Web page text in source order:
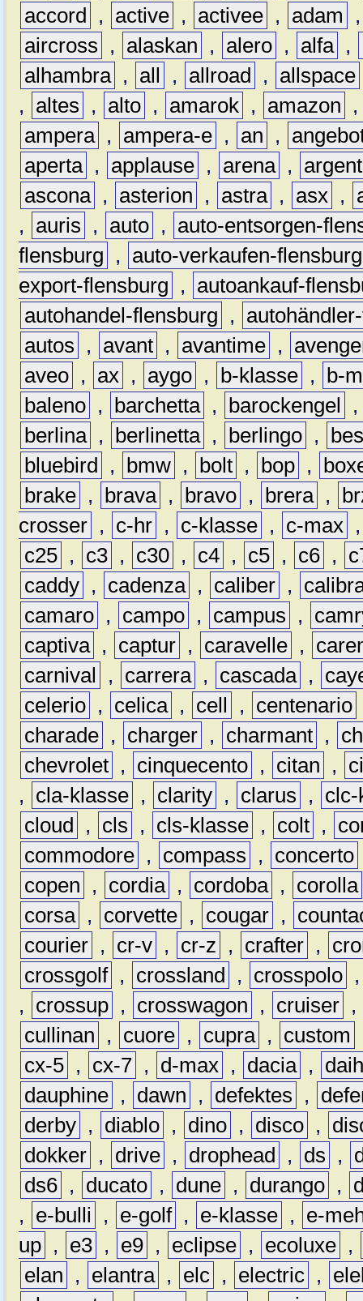
accord
, active , activee , adam
aircross
, alaskan , alero , alfa ,
alhambra , all , allroad , allspace
,
altes , alto , amarok , amazon
ampera , ampera-e , an ,
aperta , applause , arena ,
ascona , asterion , astra , asx ,
,
auris , auto ,
auto-entsorgen-
flensburg
,
auto-verkaufen-flensburg
export-flensburg
,
autoankauf-
autohandel-flensburg
,
autos
, avant , avantime ,
aveo , ax , aygo , b-klasse ,
b-
baleno , barchetta , barockengel
berlina , berlinetta , berlingo ,
bluebird
, bmw , bolt , bop ,
brake , brava , bravo , brera ,
crosser , c-hr , c-klasse , c-max
c25 , c3 , c30 , c4 , c5 , c6 ,
caddy , cadenza , caliber ,
camaro , campo , campus ,
captiva , captur , caravelle ,
carnival
, carrera , cascada ,
celerio , celica , cell , centenario
charade , charger , charmant ,
chevrolet , cinquecento , citan ,
,
cla-klasse , clarity , clarus ,
clc-
cloud
, cls , cls-klasse , colt ,
commodore , compass , concerto
copen
, cordia , cordoba ,
corolla
corsa , corvette , cougar ,
courier , cr-v , cr-z , crafter ,
crossgolf , crossland , crosspolo
,
crossup , crosswagon , cruiser ,
cullinan
, cuore , cupra , custom
cx-5 , cx-7 , d-max , dacia ,
dauphine , dawn , defektes ,
derby , diablo , dino , disco ,
dokker , drive , drophead , ds ,
ds6 , ducato , dune , durango ,
,
e-bulli , e-golf , e-klasse ,
e-
up , e3 , e9 , eclipse , ecoluxe ,
elan
, elantra , elc , electric ,